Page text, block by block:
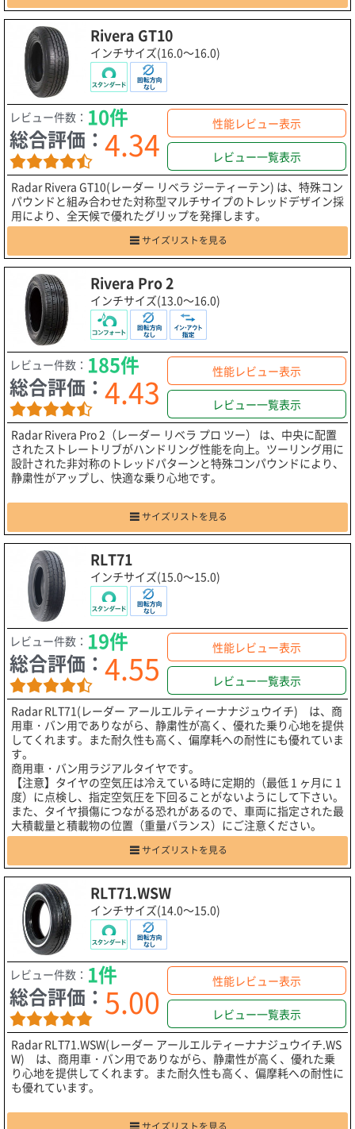
Rivera GT10
インチサイズ(16.0～16.0)
レビュー件数： 10件
総合評価： 4.34 性能レビュー表示
レビュー一覧表示
Radar Rivera GT10(レーダー リベラ ジーティーテン) は、特殊コン
パウンドと組み合わせた対称型マルチサイプのトレッドデザイン採
用により、全天候で優れたグリップを発揮します。
サイズリストを見る
Rivera Pro 2
インチサイズ(13.0～16.0)
レビュー件数： 185件
総合評価： 4.43 性能レビュー表示
レビュー一覧表示
Radar Rivera Pro 2（レーダー リベラ プロ ツー） は、中央に配置
されたストレートリブがハンドリング性能を向上。ツーリング用に
設計された非対称のトレッドパターンと特殊コンパウンドにより、
静粛性がアップし、快適な乗り心地です。
サイズリストを見る
RLT71
インチサイズ(15.0～15.0)
レビュー件数： 19件
総合評価： 4.55 性能レビュー表示
レビュー一覧表示
Radar RLT71(レーダー アールエルティーナナジュウイチ) は、商
用車・バン用でありながら、静粛性が高く、優れた乗り心地を提供
してくれます。また耐久性も高く、偏摩耗への耐性にも優れていま
す。
商用車・バン用ラジアルタイヤです。
【注意】タイヤの空気圧は冷えている時に定期的（最低 1 ヶ月に 1
度）に点検し、指定空気圧を下回ることがないようにして下さい。
また、タイヤ損傷につながる恐れがあるので、車両に指定された最
大積載量と積載物の位置（重量バランス）にご注意ください。
サイズリストを見る
RLT71.WSW
インチサイズ(14.0～15.0)
レビュー件数： 1件
総合評価： 5.00 性能レビュー表示
レビュー一覧表示
Radar RLT71.WSW(レーダー アールエルティーナナジュウイチ.WS
W) は、商用車・バン用でありながら、静粛性が高く、優れた乗
り心地を提供してくれます。また耐久性も高く、偏摩耗への耐性に
も優れています。
サイズリストを見る